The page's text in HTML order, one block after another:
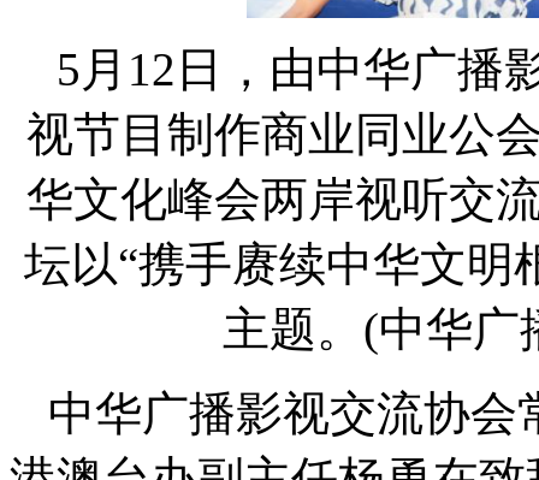
5月12日，由中华广播
视节目制作商业同业公
华文化峰会两岸视听交
坛以“携手赓续中华文明
主题。(中华广
中华广播影视交流协